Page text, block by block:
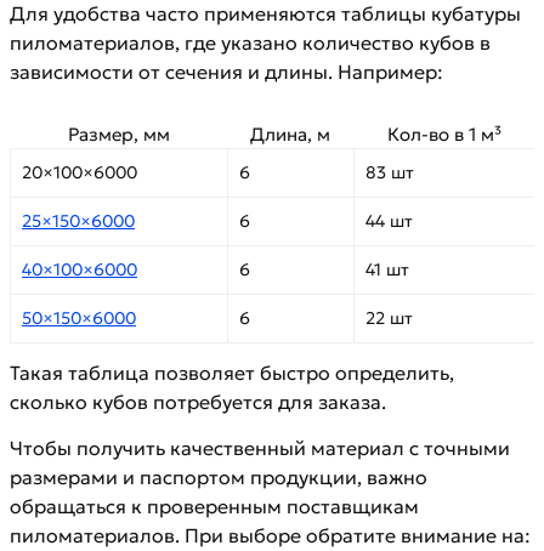
Для удобства часто применяются таблицы кубатуры
пиломатериалов, где указано количество кубов в
зависимости от сечения и длины. Например:
Размер, мм Длина, м Кол-во в 1 м³
20×100×6000 6 83 шт
25×150×6000 6 44 шт
40×100×6000 6 41 шт
50×150×6000 6 22 шт
Такая таблица позволяет быстро определить,
сколько кубов потребуется для заказа.
Чтобы получить качественный материал с точными
размерами и паспортом продукции, важно
обращаться к проверенным поставщикам
пиломатериалов. При выборе обратите внимание на: